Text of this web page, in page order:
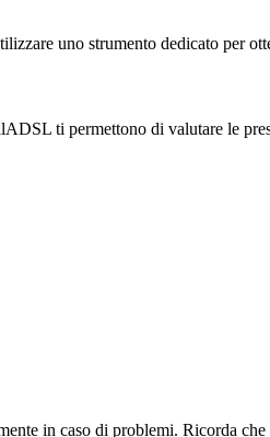
uno strumento dedicato per
ti permettono di valutare le
in caso di problemi. Ricorda che